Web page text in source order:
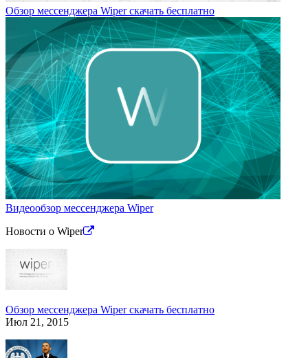
Обзор мессенджера Wiper скачать бесплатно
Видеообзор мессенджера Wiper
Новости о Wiper
Обзор мессенджера Wiper скачать бесплатно
Июл 21, 2015